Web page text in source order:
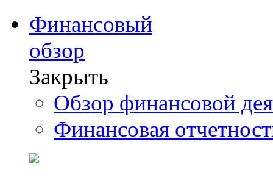
Финансовый
обзор
Закрыть
Обзор финансовой
Финансовая